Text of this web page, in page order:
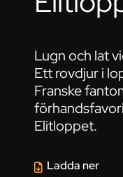
Lugn och lat
Ett rovdjur i
Franske
Elitloppet.
Ladda ner